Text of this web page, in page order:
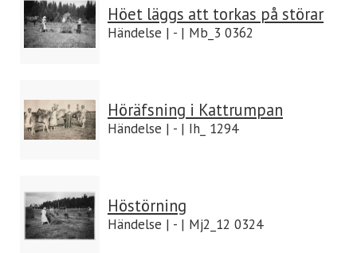
Höet läggs att torkas på störar
Händelse | - | Mb_3 0362
Höräfsning i Kattrumpan
Händelse | - | Ih_ 1294
Höstörning
Händelse | - | Mj2_12 0324